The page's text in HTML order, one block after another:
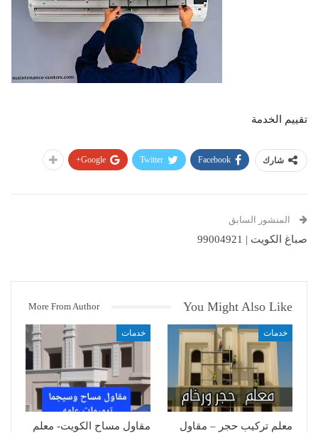
تقييم الخدمة
شارك Facebook
Twitter
Google+
المنشور السابق
صباغ الكويت | 99004921
You Might Also Like
More From Author
خدمات
معلم تركيب حجر – مقاول
خدمات
مقاول مساح الكويت- معلم